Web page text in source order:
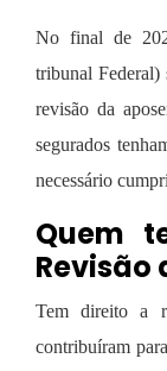
No final de
tribunal
revisão da
segurados
necessário
Quem
Revisão
Tem direito a
contribuíram